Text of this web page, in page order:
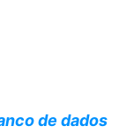
de dados